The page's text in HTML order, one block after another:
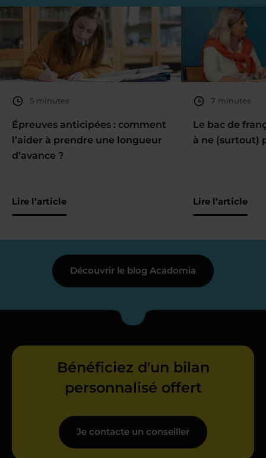
5 minutes
Épreuves anticipées : comment
l’aider à prendre une longueur
d’avance ?
Lire l’article
7 minutes
Le bac de
à ne (surtout)
Lire l’article
Découvrir le blog Acadomia
Bénéficiez d'un bilan
personnalisé offert
Je contacte un conseiller